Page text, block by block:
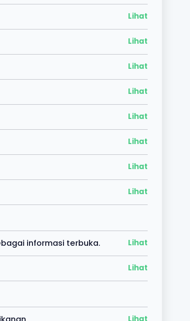
Lihat
Lihat
Lihat
Lihat
Lihat
Lihat
Lihat
Lihat
informasi terbuka. Lihat
Lihat
Lihat